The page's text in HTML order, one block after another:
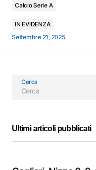
Calcio Serie A
IN EVIDENZA
Settembre 21, 2025
Cerca
Ultimi articoli pubblicati